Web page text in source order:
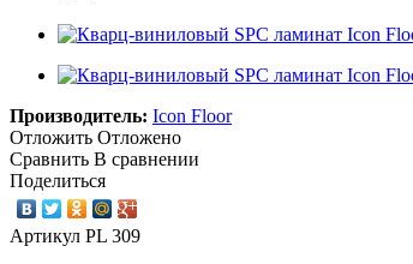
Производитель: Icon Floor
Отложить Отложено
Сравнить В сравнении
Поделиться
Артикул PL 309